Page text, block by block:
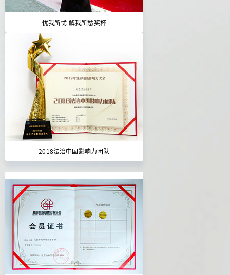
忧我所忧 解我所愁奖杯
2018法治中国影响力团队